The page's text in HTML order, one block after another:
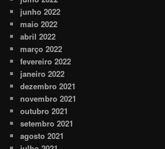
junho 2022
maio 2022
abril 2022
março 2022
fevereiro 2022
janeiro 2022
dezembro 2021
novembro 2021
outubro 2021
setembro 2021
agosto 2021